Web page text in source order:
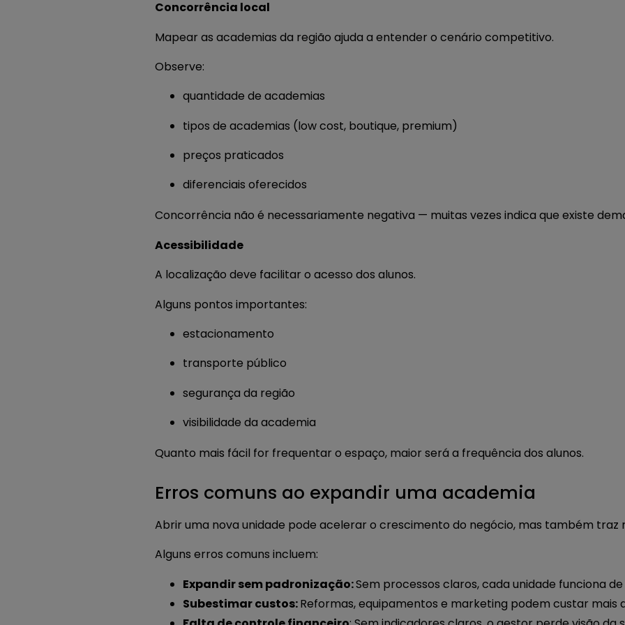
Concorrência local
Mapear as academias da região ajuda a entender o cenário competitivo.
Observe:
quantidade de academias
tipos de academias (low cost, boutique, premium)
preços praticados
diferenciais oferecidos
Concorrência não é necessariamente negativa — muitas vezes indica que existe
Acessibilidade
A localização deve facilitar o acesso dos alunos.
Alguns pontos importantes:
estacionamento
transporte público
segurança da região
visibilidade da academia
Quanto mais fácil for frequentar o espaço, maior será a frequência dos alunos.
Erros comuns ao expandir uma academia
Abrir uma nova unidade pode acelerar o crescimento do negócio, mas também traz
Alguns erros comuns incluem:
Expandir sem padronização:Sem processos claros, cada unidade funciona
Subestimar custos:Reformas, equipamentos e marketing podem custar mais